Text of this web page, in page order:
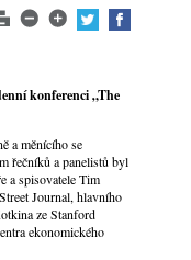
konferenci „The
a měnícího se
řečníků a panelistů byl
a spisovatele Tim
Journal, hlavního
ze Stanford
ekonomického